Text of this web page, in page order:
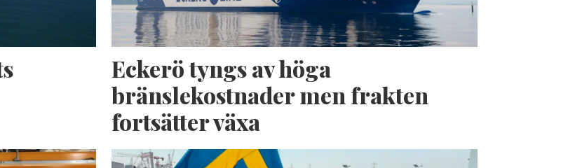
Eckerö tyngs av höga
bränslekostnader men frakten
fortsätter växa